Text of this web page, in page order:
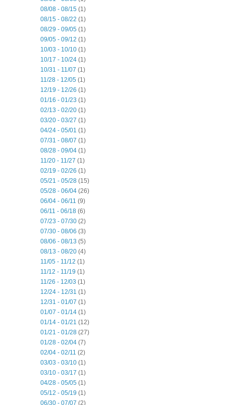
08/08 - 08/15 (1)
08/15 - 08/22 (1)
08/29 - 09/05 (1)
09/05 - 09/12 (1)
10/03 - 10/10 (1)
10/17 - 10/24 (1)
10/31 - 11/07 (1)
11/28 - 12/05 (1)
12/19 - 12/26 (1)
01/16 - 01/23 (1)
02/13 - 02/20 (1)
03/20 - 03/27 (1)
04/24 - 05/01 (1)
07/31 - 08/07 (1)
08/28 - 09/04 (1)
11/20 - 11/27 (1)
02/19 - 02/26 (1)
05/21 - 05/28 (15)
05/28 - 06/04 (26)
06/04 - 06/11 (9)
06/11 - 06/18 (6)
07/23 - 07/30 (2)
07/30 - 08/06 (3)
08/06 - 08/13 (5)
08/13 - 08/20 (4)
11/05 - 11/12 (1)
11/12 - 11/19 (1)
11/26 - 12/03 (1)
12/24 - 12/31 (1)
12/31 - 01/07 (1)
01/07 - 01/14 (1)
01/14 - 01/21 (12)
01/21 - 01/28 (27)
01/28 - 02/04 (7)
02/04 - 02/11 (2)
03/03 - 03/10 (1)
03/10 - 03/17 (1)
04/28 - 05/05 (1)
05/12 - 05/19 (1)
06/30 - 07/07 (2)